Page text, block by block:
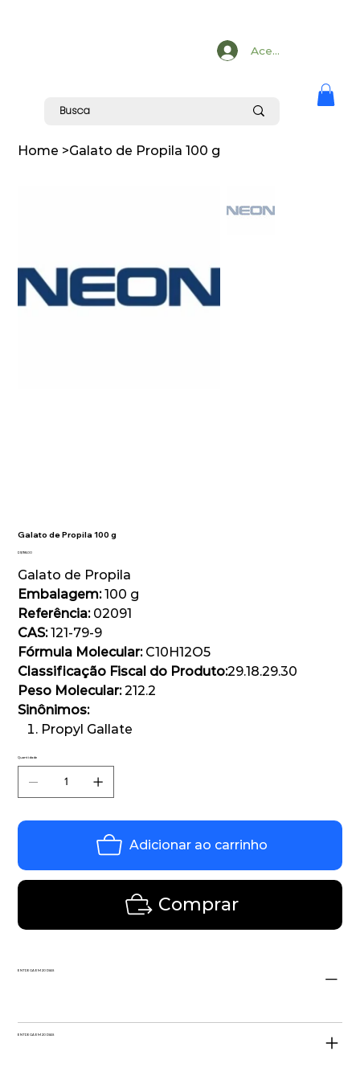
Acesse
Home >Galato de Propila 100 g
Galato de Propila 100 g
Preço
R$ 198,00
Galato de Propila
Embalagem:100 g
Referência:02091
CAS:121-79-9
Fórmula Molecular:C10H12O5
Classificação Fiscal do Produto:29.18.29.30
Peso Molecular:212.2
Sinônimos:
Propyl Gallate
Quantidade
Adicionar ao carrinho
Comprar
ENTREGA EM 20 DIAS
ENTREGA EM 20 DIAS